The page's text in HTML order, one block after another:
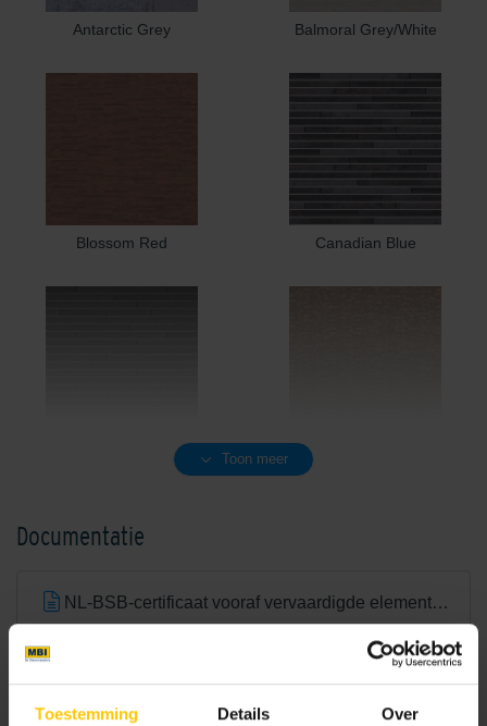
Toestemming Details Over
Antarctic Grey Balmoral Grey/White
Blossom Red Canadian Blue
Dark Grey
Toon meer
Documentatie
NL-BSB-certificaat vooraf vervaardigde elementen van beton